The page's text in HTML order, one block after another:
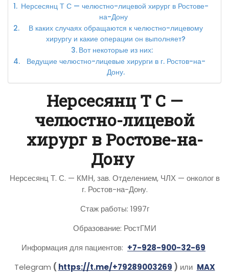
Нерсесянц Т С — челюстно-лицевой хирург в Ростове-
на-Дону
В каких случаях обращаются к челюстно-лицевому
хирургу и какие операции он выполняет?
Вот некоторые из них:
Ведущие челюстно-лицевые хирурги в г. Ростов-на-
Дону.
Нерсесянц Т С —
челюстно-лицевой
хирург в Ростове-на-
Дону
Нерсесянц Т. С. — КМН, зав. Отделением, ЧЛХ — онколог в
г. Ростов-на-Дону.
Стаж работы: 1997г
Образование: РостГМИ
Информация для пациентов: +7-928-900-32-69
Telegram ( https://t.me/+79289003269 ) или MAX